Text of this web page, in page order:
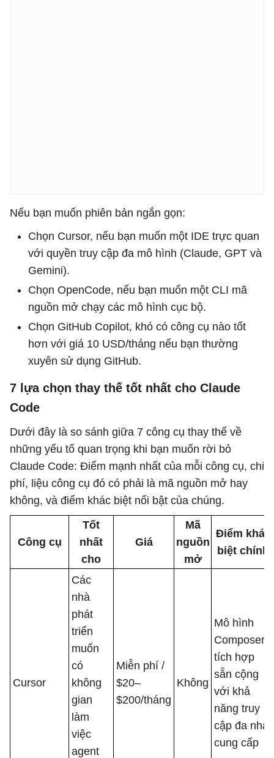
Nếu bạn muốn phiên bản ngắn gọn:
Chọn Cursor, nếu bạn muốn một IDE trực quan
với quyền truy cập đa mô hình (Claude, GPT và
Gemini).
Chọn OpenCode, nếu bạn muốn một CLI mã
nguồn mở chạy các mô hình cục bộ.
Chọn GitHub Copilot, khó có công cụ nào tốt
hơn với giá 10 USD/tháng nếu bạn thường
xuyên sử dụng GitHub.
7 lựa chọn thay thế tốt nhất cho Claude
Code
Dưới đây là so sánh giữa 7 công cụ thay thế về
những yếu tố quan trọng khi bạn muốn rời bỏ
Claude Code: Điểm mạnh nhất của mỗi công cụ, chi
phí, liệu công cụ đó có phải là mã nguồn mở hay
không, và điểm khác biệt nổi bật của chúng.
Công cụ
Tốt
nhất
cho
Giá
Mã
nguồn
mở
Điểm khác
biệt chính
Cursor
Các
nhà
phát
triển
muốn
có
không
gian
làm
việc
agent
Miễn phí /
$20–
$200/tháng
Không
Mô hình
Composer
tích hợp
sẵn cộng
với khả
năng truy
cập đa nhà
cung cấp